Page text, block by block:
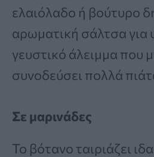
ελαιόλαδο ή βούτυρο
αρωματική σάλτσα για
γευστικό άλειμμα που
συνοδεύσει πολλά
Σε μαρινάδες
Το βότανο ταιριάζει